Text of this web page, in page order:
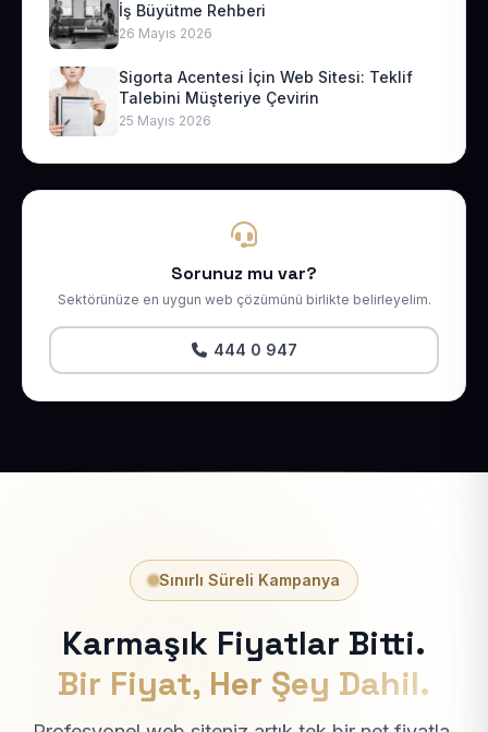
İş Büyütme Rehberi
26 Mayıs 2026
Sigorta Acentesi İçin Web Sitesi: Teklif
Talebini Müşteriye Çevirin
25 Mayıs 2026
Sorunuz mu var?
Sektörünüze en uygun web çözümünü birlikte belirleyelim.
444 0 947
Sınırlı Süreli Kampanya
Karmaşık Fiyatlar Bitti.
Bir Fiyat, Her Şey Dahil.